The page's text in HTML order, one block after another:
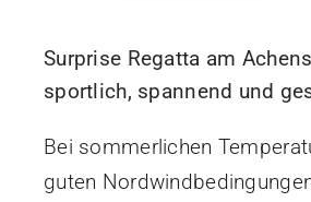
Surprise Regatta am
sportlich, spannend und
Bei sommerlichen
guten